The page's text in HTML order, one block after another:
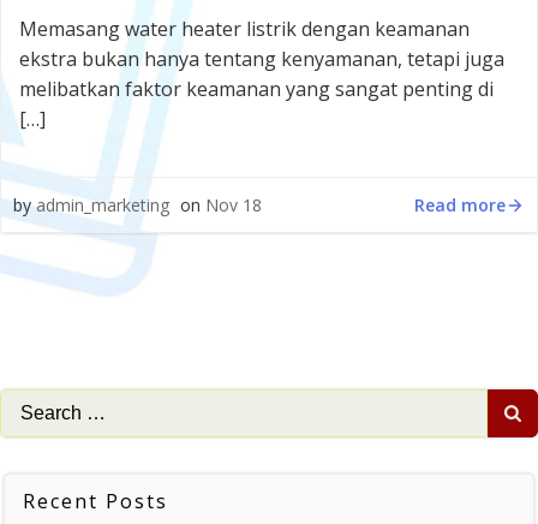
Memasang water heater listrik dengan keamanan
ekstra bukan hanya tentang kenyamanan, tetapi juga
melibatkan faktor keamanan yang sangat penting di
[…]
by admin_marketing on Nov 18 Read more
Search
for:
Recent Posts